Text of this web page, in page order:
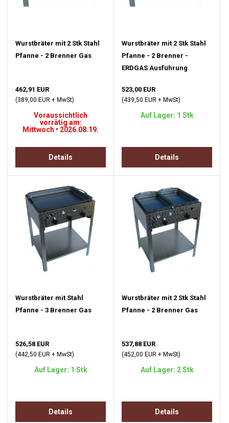
Wurstbräter mit 2 Stk Stahl
Pfanne - 2 Brenner Gas
462,91 EUR
(389,00 EUR + MwSt)
Voraussichtlich
vorrätig am:
Mittwoch • 2026.08.19.
Details
Wurstbräter mit 2 Stk Stahl
Pfanne - 2 Brenner -
ERDGAS Ausführung
523,00 EUR
(439,50 EUR + MwSt)
Auf Lager: 1 Stk
Details
Wurstbräter mit Stahl
Pfanne - 3 Brenner Gas
526,58 EUR
(442,50 EUR + MwSt)
Auf Lager: 1 Stk
Details
Wurstbräter mit 2 Stk Stahl
Pfanne - 2 Brenner Gas
537,88 EUR
(452,00 EUR + MwSt)
Auf Lager: 2 Stk
Details